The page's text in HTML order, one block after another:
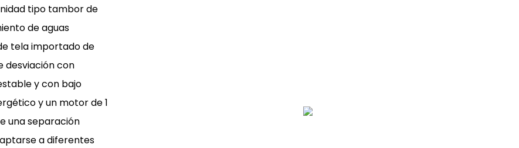
tipo tambor de
de aguas
tela importado de
desviación con
y con bajo
y un motor de 1
una separación
a diferentes